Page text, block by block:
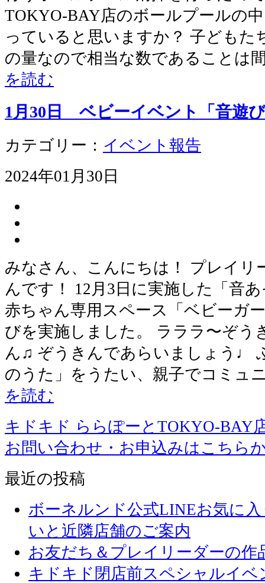
TOKYO-BAY店のボールプールの
っていると思いますか？ 子どもた
の量なので相当な数であることは
を読む
1月30日 ベビーイベント「音遊
カテゴリー： イベント報告
2024年01月30日
みなさん、こんにちは！ プレイリ
んです！ 12月3日に実施した「音
赤ちゃん専用スペース「ベビーガ
びを実施しました。 ラララ〜ぞ
ん♫ ぞうきんであらいましょう♩
のうた」をうたい、親子でコミュ
を読む
キドキド ららぽーとTOKYO-BAY
お問い合わせ・お申込みはこちら
最近の投稿
ボーネルンド公式LINEお気に
いと近隣店舗のご案内
お友だち＆プレイリーダーの作
キドキド閉店前スペシャルイベ